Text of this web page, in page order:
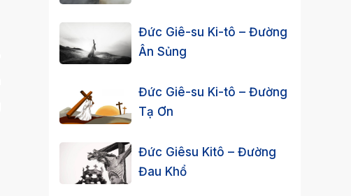
Đức Giê-su Ki-tô – Đường
Ân Sủng
Đức Giê-su Ki-tô – Đường
Tạ Ơn
Đức Giêsu Kitô – Đường
Đau Khổ